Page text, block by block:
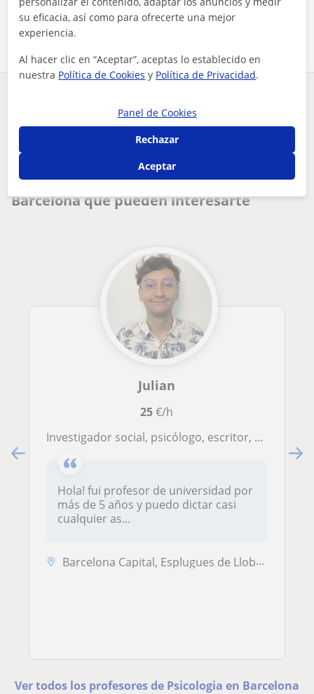
Comparte a este profesor
Psicologia
Barcelona
soy psicóloga y profesora de inglés. imparto inglés, apoyo e...
Otros profesores de Psicologia en
Barcelona que pueden interesarte
Julian
25€/h
Investigador social, psicólogo, escritor, periodista
Hola! fui profesor de universidad por
más de 5 años y puedo dictar casi
cualquier as...
Barcelona Capital, Esplugues de Llobregat, Hospitalet de Llobregat
Ver todos los profesores de Psicologia en Barcelona
su eficacia, así como para ofrecerte una mejor
experiencia.
Al hacer clic en “Aceptar”, aceptas lo establecido en
nuestra Política de Cookies y Política de Privacidad.
Panel de Cookies
Rechazar
Aceptar